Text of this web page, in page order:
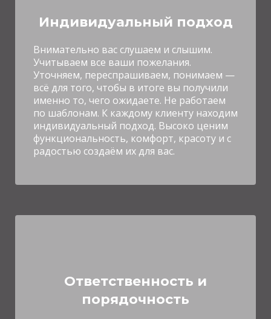
Индивидуальный подход
Внимательно вас слушаем и слышим.
Учитываем все ваши пожелания.
Уточняем, переспрашиваем, понимаем —
всё для того, чтобы в итоге вы получили
именно то, чего ожидаете. Не работаем
по шаблонам. К каждому клиенту находим
индивидуальный подход. Высоко ценим
функциональность, комфорт, красоту и с
радостью создаём их для вас.
Ответственность и
порядочность